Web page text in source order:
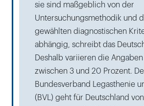
sie sind maßgeblich von der
Untersuchungsmethodik und
gewählten diagnostischen
abhängig, schreibt das
Deshalb variieren die
zwischen 3 und 20 Prozent.
Bundesverband Legasthenie
(BVL) geht für Deutschland